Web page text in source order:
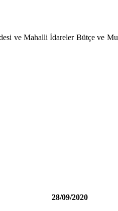
ve Mahalli İdareler Bütçe ve
28/09/2020